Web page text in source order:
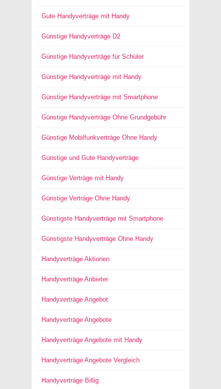
Gute Handyverträge mit Handy
Günstige Handyverträge D2
Günstige Handyverträge für Schüler
Günstige Handyverträge mit Handy
Günstige Handyverträge mit Smartphone
Günstige Handyverträge Ohne Grundgebühr
Günstige Mobilfunkverträge Ohne Handy
Günstige und Gute Handyverträge
Günstige Verträge mit Handy
Günstige Verträge Ohne Handy
Günstigste Handyverträge mit Smartphone
Günstigste Handyverträge Ohne Handy
Handyverträge Aktionen
Handyverträge Anbieter
Handyverträge Angebot
Handyverträge Angebote
Handyverträge Angebote mit Handy
Handyverträge Angebote Vergleich
Handyverträge Billig